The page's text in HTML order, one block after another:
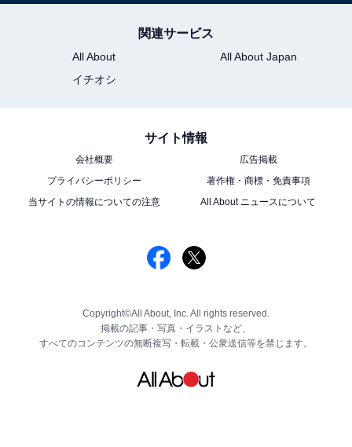
関連サービス
All About
All About Japan
イチオシ
サイト情報
会社概要
広告掲載
プライバシーポリシー
著作権・商標・免責事項
当サイトの情報についての注意
All About ニュースについて
Copyright©All About, Inc. All rights reserved.
掲載の記事・写真・イラストなど、
すべてのコンテンツの無断複写・転載・公衆送信等を禁じます。